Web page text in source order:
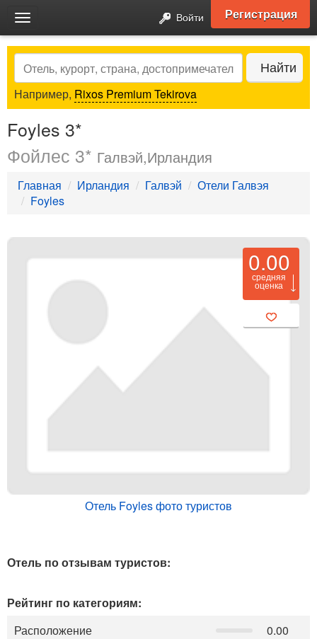
Toggle
navigation
Войти Регистрация
Search Найти
Например, Rixos Premium Tekirova
Foyles 3*
Фойлес 3* Галвэй,Ирландия
Главная Ирландия Галвэй
Отели Галвэя
Foyles
0.00
средняя
оценка
Отель Foyles фото туристов
Отель по отзывам туристов:
Рейтинг по категориям:
Расположение
0.00